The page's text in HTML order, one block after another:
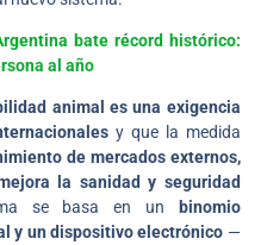
bate récord histórico:
al año
animal es una exigencia
y que la medida
de mercados externos,
la sanidad y seguridad
se basa en un
binomio
y un dispositivo electrónico —